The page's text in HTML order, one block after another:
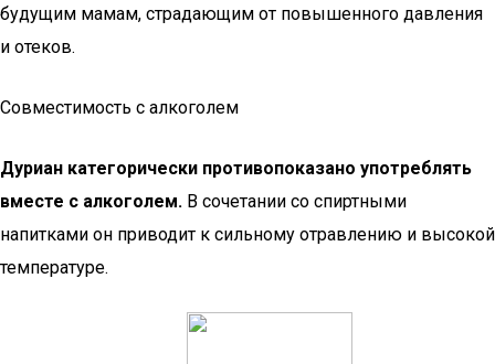
будущим мамам, страдающим от повышенного давления
и отеков.
Совместимость с алкоголем
Дуриан категорически противопоказано употреблять
вместе с алкоголем. В сочетании со спиртными
напитками он приводит к сильному отравлению и высокой
температуре.